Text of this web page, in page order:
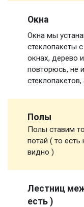
Окна
Окна мы
стеклопакеты
окнах, дерево
повторюсь, не
Полы
Полы ставим
потай ( то
видно )
Лестниц
есть )